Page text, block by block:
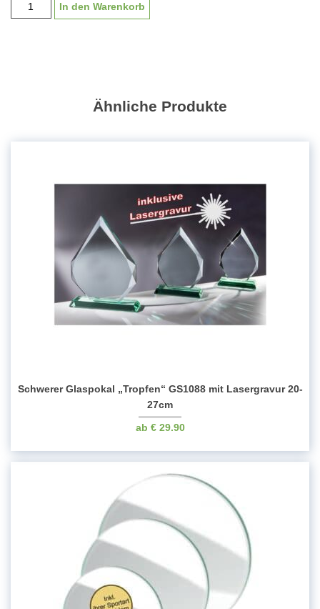
"Filzmoos"
In den Warenkorb
Ähnliche Produkte
Schwerer Glaspokal „Tropfen“ GS1088 mit Lasergravur 20-
27cm
€29.90